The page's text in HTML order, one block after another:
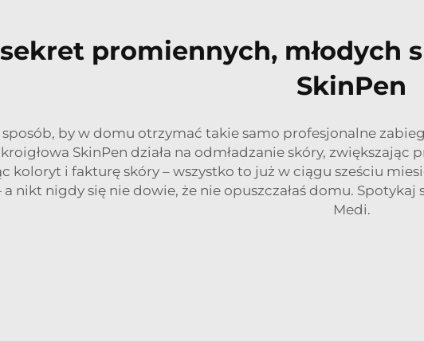
promiennych, młodych
SkinPen
by w domu otrzymać takie samo profesjonalne
SkinPen działa na odmładzanie skóry,
koloryt i fakturę skóry – wszystko to już w ciągu sześciu
nikt nigdy się nie dowie, że nie opuszczałaś domu.
Medi.